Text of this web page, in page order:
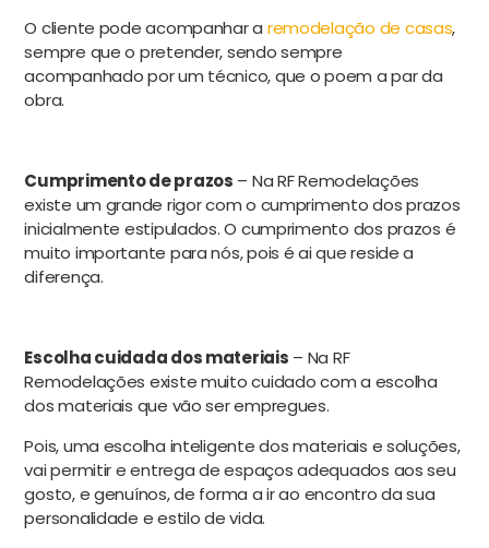
O cliente pode acompanhar a remodelação de casas,
sempre que o pretender, sendo sempre
acompanhado por um técnico, que o poem a par da
obra.
Cumprimento de prazos – Na RF Remodelações
existe um grande rigor com o cumprimento dos prazos
inicialmente estipulados. O cumprimento dos prazos é
muito importante para nós, pois é ai que reside a
diferença.
Escolha cuidada dos materiais – Na RF
Remodelações existe muito cuidado com a escolha
dos materiais que vão ser empregues.
Pois, uma escolha inteligente dos materiais e soluções,
vai permitir e entrega de espaços adequados aos seu
gosto, e genuínos, de forma a ir ao encontro da sua
personalidade e estilo de vida.